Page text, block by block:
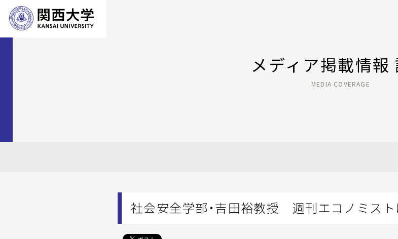
メディア掲載情報
MEDIA COVERAGE
社会安全学部・吉田裕教授 週刊エコノミス